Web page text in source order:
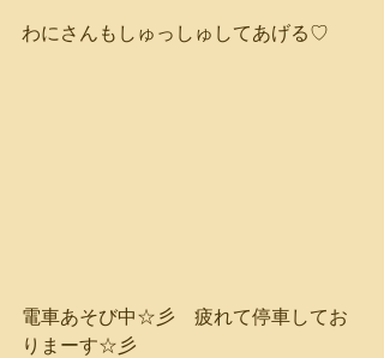
わにさんもしゅっしゅしてあげる♡
電車あそび中☆彡　疲れて停車してお
りまーす☆彡